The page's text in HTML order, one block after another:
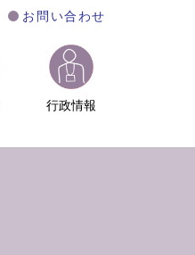
お問い合わせ
行政情報